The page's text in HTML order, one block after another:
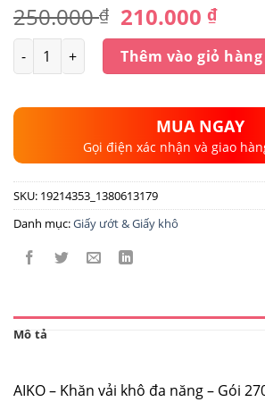
250.000₫ Giá
gốc
là:
250.000 ₫.
210.000₫Giá
hiện
tại
là:
Số lượng Thêm vào giỏ hàng
MUA NGAY
Gọi điện xác nhận và giao
SKU: 19214353_1380613179
Danh mục:Giấy ướt & Giấy khô
Mô tả
AIKO – Khăn vải khô đa năng – Gói